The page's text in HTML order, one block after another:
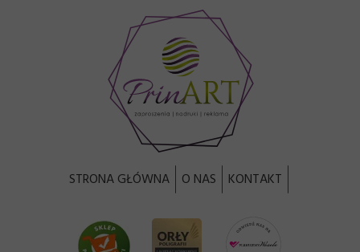
STRONA GŁÓWNA O NAS KONTAKT